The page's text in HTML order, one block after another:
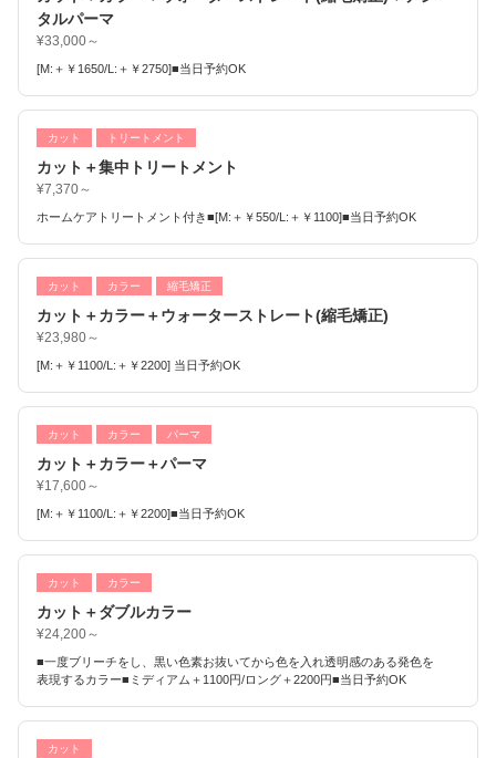
タルパーマ
¥33,000～
[M:＋￥1650/L:＋￥2750]■当日予約OK
カット トリートメント
カット＋集中トリートメント
¥7,370～
ホームケアトリートメント付き■[M:＋￥550/L:＋￥1100]■当日予約OK
カット カラー 縮毛矯正
カット＋カラー＋ウォーターストレート(縮毛矯正)
¥23,980～
[M:＋￥1100/L:＋￥2200] 当日予約OK
カット カラー パーマ
カット＋カラー＋パーマ
¥17,600～
[M:＋￥1100/L:＋￥2200]■当日予約OK
カット カラー
カット＋ダブルカラー
¥24,200～
■一度ブリーチをし、黒い色素お抜いてから色を入れ透明感のある発色を
表現するカラー■ミディアム＋1100円/ロング＋2200円■当日予約OK
カット